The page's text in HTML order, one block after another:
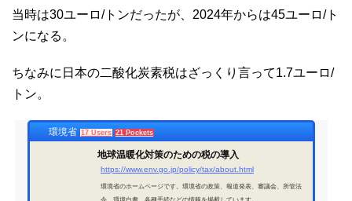
当時は30ユーロ/トンだったが、2024年からは45ユーロ/ト
ンになる。
ちなみに日本の二酸化炭素税はざっくり言って1.7ユーロ/
トン。
環境省 17 Users 21 Pockets
地球温暖化対策のための税の導入
https://www.env.go.jp/policy/tax/about.html
環境省のホームページです。環境省の政策、報道発表、審議会、所管法